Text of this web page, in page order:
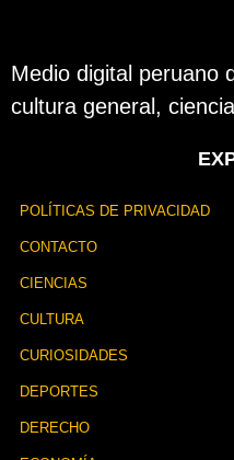
Medio digital peruano
cultura general,
POLÍTICAS DE PRIVACIDAD
CONTACTO
CIENCIAS
CULTURA
CURIOSIDADES
DEPORTES
DERECHO